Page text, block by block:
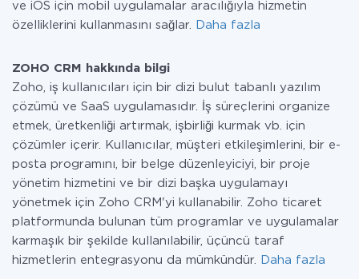
ve iOS için mobil uygulamalar aracılığıyla hizmetin
özelliklerini kullanmasını sağlar.
Daha fazla
ZOHO CRM hakkında bilgi
Zoho, iş kullanıcıları için bir dizi bulut tabanlı yazılım
çözümü ve SaaS uygulamasıdır. İş süreçlerini organize
etmek, üretkenliği artırmak, işbirliği kurmak vb. için
çözümler içerir. Kullanıcılar, müşteri etkileşimlerini, bir e-
posta programını, bir belge düzenleyiciyi, bir proje
yönetim hizmetini ve bir dizi başka uygulamayı
yönetmek için Zoho CRM'yi kullanabilir. Zoho ticaret
platformunda bulunan tüm programlar ve uygulamalar
karmaşık bir şekilde kullanılabilir, üçüncü taraf
hizmetlerin entegrasyonu da mümkündür.
Daha fazla